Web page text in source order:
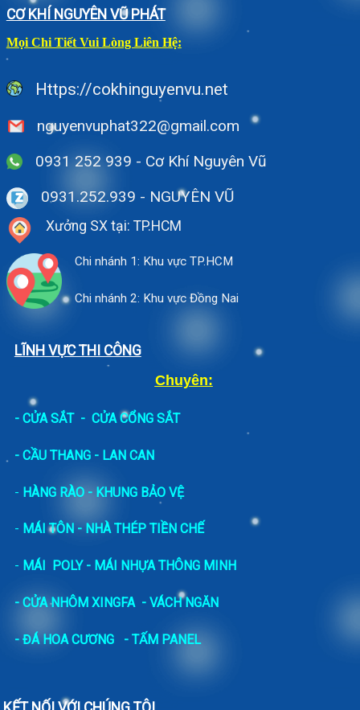
CƠ KHÍ NGUYÊN VŨ PHÁT
Mọi Chi Tiết Vui Lòng Liên Hệ:
Https://cokhinguyenvu.net
nguyenvuphat322@gmail.com
0931 252 939 - Cơ Khí Nguyên Vũ
0931.252.939 - NGUYÊN VŨ
Xưởng SX tại: TP.HCM
Chi nhánh 1: Khu vực TP.HCM
Chi nhánh 2: Khu vực Đồng Nai
LĨNH VỰC THI CÔNG
Chuyên:
- CỬA SẮT- CỬA CỔNG SẮT
- CẦU THANG - LAN CAN
- HÀNG RÀO - KHUNG BẢO VỆ
- MÁI TÔN - NHÀ THÉP TIỀN CHẾ
- MÁI POLY - MÁI NHỰA THÔNG MINH
- CỬA NHÔM XINGFA - VÁCH NGĂN
- ĐÁ HOA CƯƠNG - TẤM PANEL